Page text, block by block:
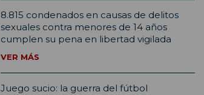
8.815 condenados en causas de delitos
sexuales contra menores de 14 años
cumplen su pena en libertad vigilada
VER MÁS
Juego sucio: la guerra del fútbol